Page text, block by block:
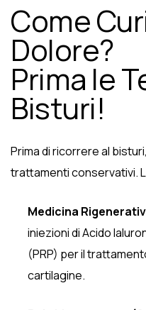
Come
Dolore?
Prima le
Bisturi!
Prima di ricorrere al
trattamenti conservativi.
Medicina
iniezioni di Acido
(PRP) per il
cartilagine.